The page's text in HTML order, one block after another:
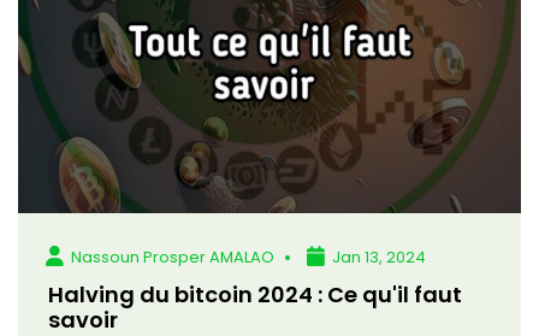
Nassoun Prosper AMALAO Jan 13, 2024
Halving du bitcoin 2024 : Ce qu'il faut
savoir